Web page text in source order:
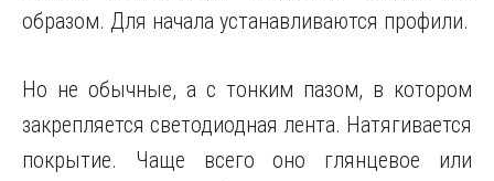
образом. Для начала устанавливаются профили.
Но не обычные, а с тонким пазом, в котором
закрепляется светодиодная лента. Натягивается
покрытие. Чаще всего оно глянцевое или